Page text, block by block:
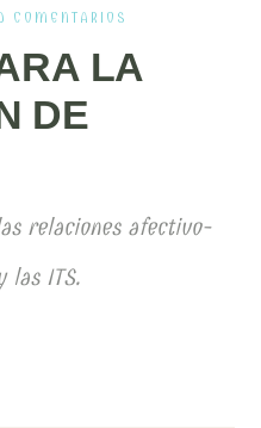
COMENTARIOS
LA
DE
relaciones afectivo-
las ITS.